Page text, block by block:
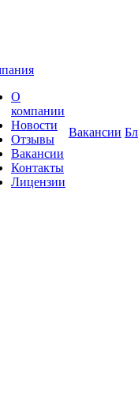
О
компании
Новости
Отзывы
Вакансии
Контакты
Лицензии
Вакансии